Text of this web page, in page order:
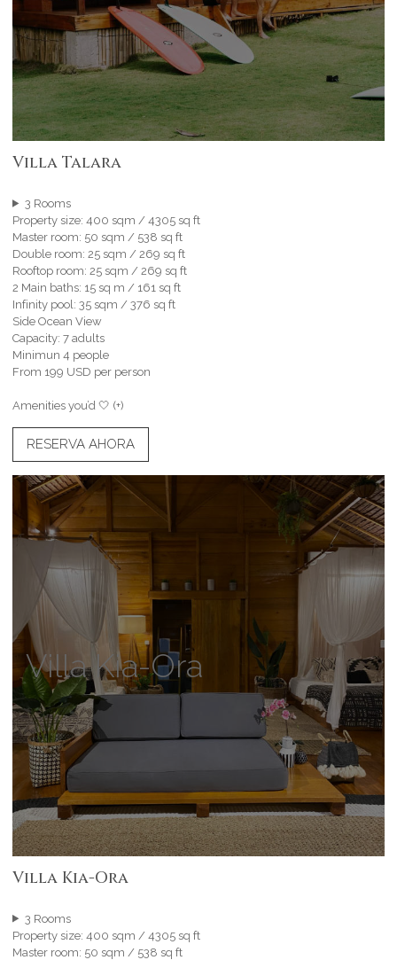
Villa Talara
3 Rooms
Property size: 400 sqm / 4305 sq ft
Master room: 50 sqm / 538 sq ft
Double room: 25 sqm / 269 sq ft
Rooftop room: 25 sqm / 269 sq ft
2 Main baths: 15 sq m / 161 sq ft
Infinity pool: 35 sqm / 376 sq ft
Side Ocean View
Capacity: 7 adults
Minimun 4 people
From 199 USD per person
Amenities you’d 🤍 (+)
RESERVA AHORA
Villa Kia-Ora
Villa Kia-Ora
3 Rooms
Property size: 400 sqm / 4305 sq ft
Master room: 50 sqm / 538 sq ft